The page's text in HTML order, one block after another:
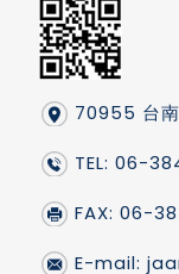
70955 台
TEL: 06-
FAX: 06-
E-mail: